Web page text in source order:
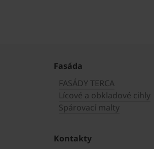
Fasáda
FASÁDY TERCA
Lícové a obkladové cihly
Spárovací malty
Kontakty